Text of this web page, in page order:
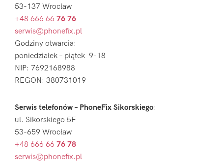
53-137 Wrocław
+48 666 66 76 76
serwis@phonefix.pl
Godziny otwarcia:
poniedziałek – piątek 9-18
NIP: 7692168988
REGON: 380731019
Serwis telefonów – PhoneFix Sikorskiego:
ul. Sikorskiego 5F
53-659 Wrocław
+48 666 66 76 78
serwis@phonefix.pl